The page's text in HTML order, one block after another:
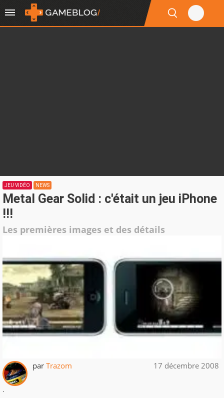
JEU VIDÉO NEWS
Metal Gear Solid : c'était un jeu iPhone
!!!
Les premières images et des détails
par Trazom 17 décembre 2008
.